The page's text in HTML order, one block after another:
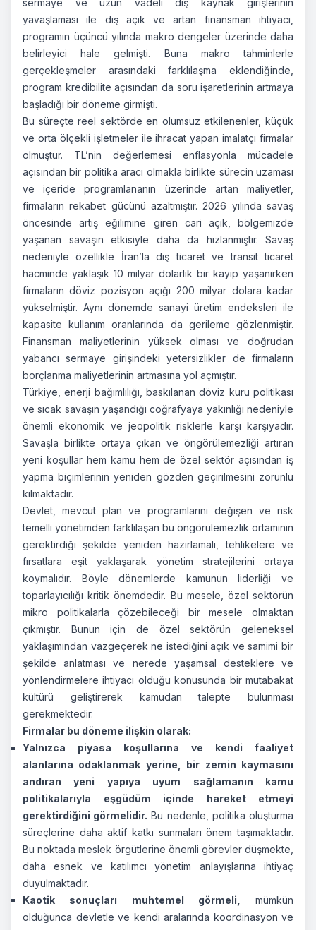
sermaye ve uzun vadeli dış kaynak girişlerinin
yavaşlaması ile dış açık ve artan finansman ihtiyacı,
programın üçüncü yılında makro dengeler üzerinde daha
belirleyici hale gelmişti. Buna makro tahminlerle
gerçekleşmeler arasındaki farklılaşma eklendiğinde,
program kredibilite açısından da soru işaretlerinin artmaya
başladığı bir döneme girmişti.
Bu süreçte reel sektörde en olumsuz etkilenenler, küçük
ve orta ölçekli işletmeler ile ihracat yapan imalatçı firmalar
olmuştur. TL’nin değerlemesi enflasyonla mücadele
açısından bir politika aracı olmakla birlikte sürecin uzaması
ve içeride programlananın üzerinde artan maliyetler,
firmaların rekabet gücünü azaltmıştır. 2026 yılında savaş
öncesinde artış eğilimine giren cari açık, bölgemizde
yaşanan savaşın etkisiyle daha da hızlanmıştır. Savaş
nedeniyle özellikle İran’la dış ticaret ve transit ticaret
hacminde yaklaşık 10 milyar dolarlık bir kayıp yaşanırken
firmaların döviz pozisyon açığı 200 milyar dolara kadar
yükselmiştir. Aynı dönemde sanayi üretim endeksleri ile
kapasite kullanım oranlarında da gerileme gözlenmiştir.
Finansman maliyetlerinin yüksek olması ve doğrudan
yabancı sermaye girişindeki yetersizlikler de firmaların
borçlanma maliyetlerinin artmasına yol açmıştır.
Türkiye, enerji bağımlılığı, baskılanan döviz kuru politikası
ve sıcak savaşın yaşandığı coğrafyaya yakınlığı nedeniyle
önemli ekonomik ve jeopolitik risklerle karşı karşıyadır.
Savaşla birlikte ortaya çıkan ve öngörülemezliği artıran
yeni koşullar hem kamu hem de özel sektör açısından iş
yapma biçimlerinin yeniden gözden geçirilmesini zorunlu
kılmaktadır.
Devlet, mevcut plan ve programlarını değişen ve risk
temelli yönetimden farklılaşan bu öngörülemezlik ortamının
gerektirdiği şekilde yeniden hazırlamalı, tehlikelere ve
fırsatlara eşit yaklaşarak yönetim stratejilerini ortaya
koymalıdır. Böyle dönemlerde kamunun liderliği ve
toparlayıcılığı kritik önemdedir. Bu mesele, özel sektörün
mikro politikalarla çözebileceği bir mesele olmaktan
çıkmıştır. Bunun için de özel sektörün geleneksel
yaklaşımından vazgeçerek ne istediğini açık ve samimi bir
şekilde anlatması ve nerede yaşamsal desteklere ve
yönlendirmelere ihtiyacı olduğu konusunda bir mutabakat
kültürü geliştirerek kamudan talepte bulunması
gerekmektedir.
Firmalar bu döneme ilişkin olarak:
Yalnızca piyasa koşullarına ve kendi faaliyet
alanlarına odaklanmak yerine, bir zemin kaymasını
andıran yeni yapıya uyum sağlamanın kamu
politikalarıyla eşgüdüm içinde hareket etmeyi
gerektirdiğini görmelidir. Bu nedenle, politika oluşturma
süreçlerine daha aktif katkı sunmaları önem taşımaktadır.
Bu noktada meslek örgütlerine önemli görevler düşmekte,
daha esnek ve katılımcı yönetim anlayışlarına ihtiyaç
duyulmaktadır.
Kaotik sonuçları muhtemel görmeli,
mümkün
olduğunca devletle ve kendi aralarında koordinasyon ve